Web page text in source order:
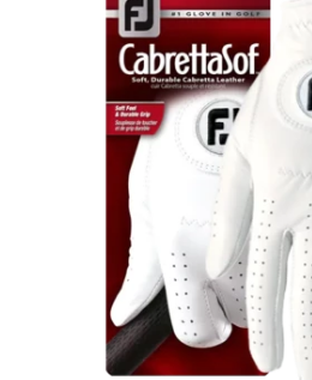
Palice
Oblečenie
Topánky